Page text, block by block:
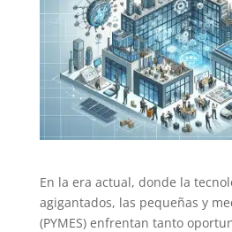
En la era actual, donde la
agigantados, las pequeñas y
(PYMES) enfrentan tanto